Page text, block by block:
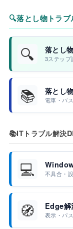
🔍落とし物トラブ
🔍 落とし
3ステップ
📚 落とし
電車・バ
📚ITトラブル解決
💻 不具合・
🧭 Edge解
表示・パ